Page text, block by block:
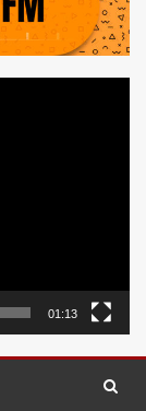
01:13